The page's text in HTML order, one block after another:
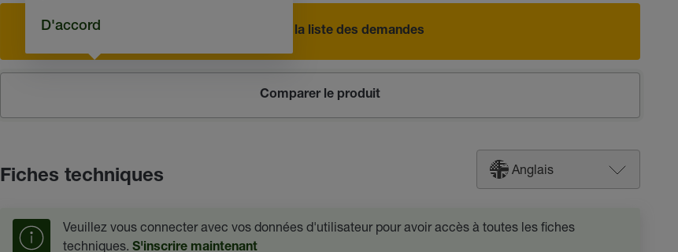
Ajouter à la liste des demandes
Comparer le produit
D'accord
Fiches techniques Anglais
Veuillez vous connecter avec vos données d'utilisateur pour avoir accès à toutes les fiches
techniques. S'inscrire maintenant